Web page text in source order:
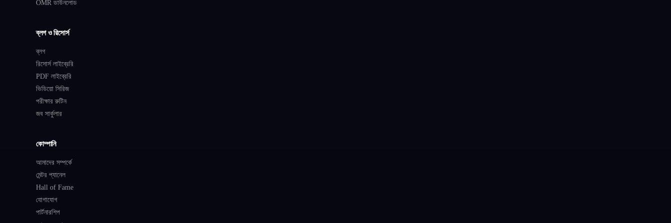
OMR ডাউনলোড
ব্লগ ও রিসোর্স
ব্লগ
রিসোর্স লাইব্রেরি
PDF লাইব্রেরি
ভিডিয়ো সিরিজ
পরীক্ষার রুটিন
জব সার্কুলার
কোম্পানি
আমাদের সম্পর্কে
মেন্টর প্যানেল
Hall of Fame
যোগাযোগ
পার্টনারশিপ